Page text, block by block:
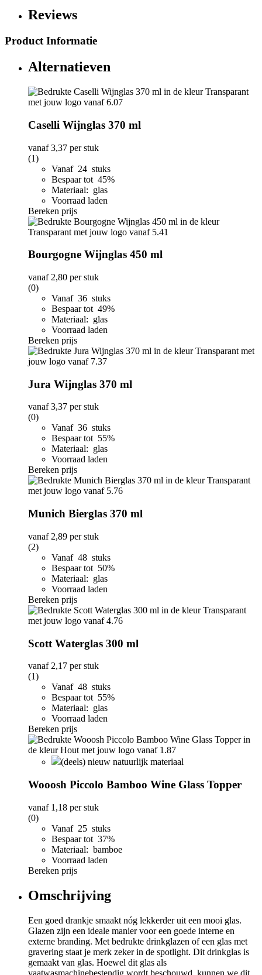
Reviews
Product Informatie
Alternatieven
Caselli Wijnglas 370 ml
vanaf3,37 per stuk
(1)
Vanaf 24 stuks
Bespaar tot 45%
Materiaal: glas
Voorraad laden
Bereken prijs
Bourgogne Wijnglas 450 ml
vanaf 2,80 per stuk
(0)
Vanaf 36 stuks
Bespaar tot 49%
Materiaal: glas
Voorraad laden
Bereken prijs
Jura Wijnglas 370 ml
vanaf3,37 per stuk
(0)
Vanaf 36 stuks
Bespaar tot 55%
Materiaal: glas
Voorraad laden
Bereken prijs
Munich Bierglas 370 ml
vanaf 2,89 per stuk
(2)
Vanaf 48 stuks
Bespaar tot 50%
Materiaal: glas
Voorraad laden
Bereken prijs
Scott Waterglas 300 ml
vanaf 2,17 per stuk
(1)
Vanaf 48 stuks
Bespaar tot 55%
Materiaal: glas
Voorraad laden
Bereken prijs
(deels) nieuw natuurlijk materiaal
Wooosh Piccolo Bamboo Wine Glass Topper
vanaf 1,18 per stuk
(0)
Vanaf 25 stuks
Bespaar tot 37%
Materiaal: bamboe
Voorraad laden
Bereken prijs
Omschrijving
Een goed drankje smaakt nóg lekkerder uit een mooi glas.
Glazen zijn een ideale manier voor een goede interne en
externe branding. Met bedrukte drinkglazen of een glas met
gravering staat je merk zeker in de spotlight. Dit drinkglas is
gemaakt van glas. Hoewel dit glas als
vaatwasmachinebestendig wordt beschouwd, kunnen we dit